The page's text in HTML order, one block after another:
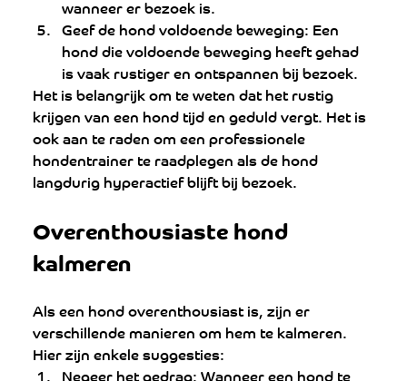
wanneer er bezoek is.
Geef de hond voldoende beweging: Een
hond die voldoende beweging heeft gehad
is vaak rustiger en ontspannen bij bezoek.
Het is belangrijk om te weten dat het rustig
krijgen van een hond tijd en geduld vergt. Het is
ook aan te raden om een professionele
hondentrainer te raadplegen als de hond
langdurig hyperactief blijft bij bezoek.
Overenthousiaste hond
kalmeren
Als een hond overenthousiast is, zijn er
verschillende manieren om hem te kalmeren.
Hier zijn enkele suggesties:
Negeer het gedrag: Wanneer een hond te